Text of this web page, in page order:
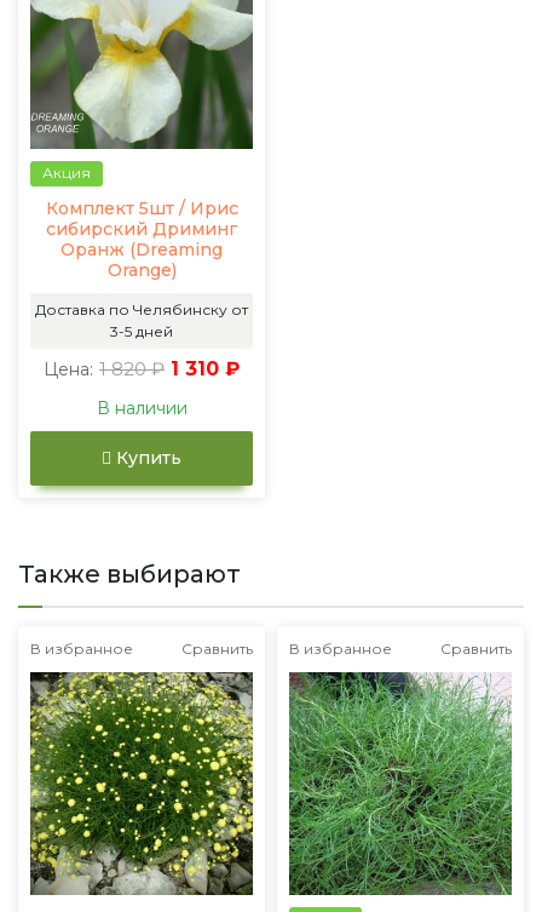
Акция
Комплект 5шт / Ирис
сибирский Дриминг
Оранж (Dreaming
Orange)
Доставка по Челябинску от
3-5 дней
Цена: 1 820 ₽ 1 310 ₽
В наличии
Купить
Также выбирают
В избранное Сравнить В избранное Сравнить